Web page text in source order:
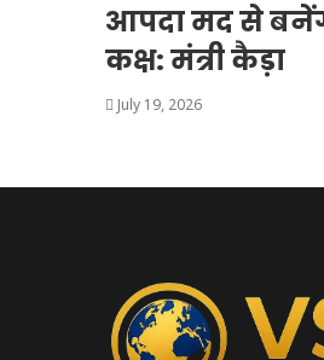
आपदा मद से बनेंगे
कक्ष: मंत्री कैड़ा
July 19, 2026